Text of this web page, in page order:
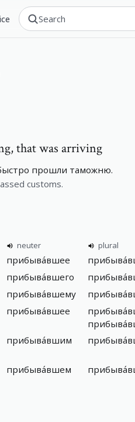
that was arriving
прошли таможню.
customs.
neuter
plural
прибыва́вшее
прибыва́вшего
прибыва́вшему
прибыва́вшее
прибыва́вшим
прибыва́вшем